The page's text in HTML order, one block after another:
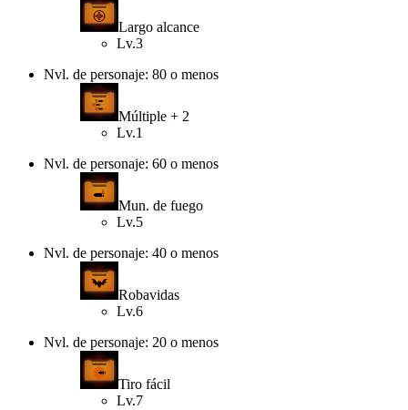
Largo alcance
Lv.3
Nvl. de personaje: 80 o menos
Múltiple + 2
Lv.1
Nvl. de personaje: 60 o menos
Mun. de fuego
Lv.5
Nvl. de personaje: 40 o menos
Robavidas
Lv.6
Nvl. de personaje: 20 o menos
Tiro fácil
Lv.7